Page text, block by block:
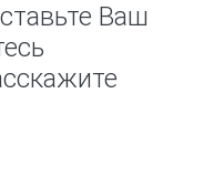
Ваш